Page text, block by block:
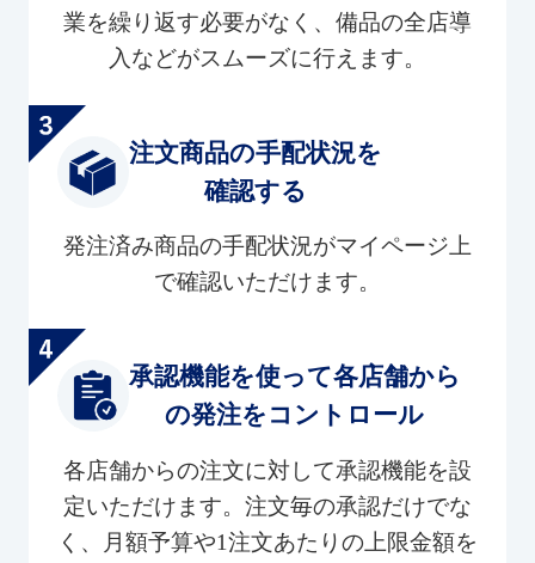
業を繰り返す必要がなく、備品の全店導
入などがスムーズに行えます。
注文商品の手配状況を
確認する
発注済み商品の手配状況がマイページ上
で確認いただけます。
承認機能を使って各店舗から
の発注をコントロール
各店舗からの注文に対して承認機能を設
定いただけます。注文毎の承認だけでな
く、月額予算や1注文あたりの上限金額を